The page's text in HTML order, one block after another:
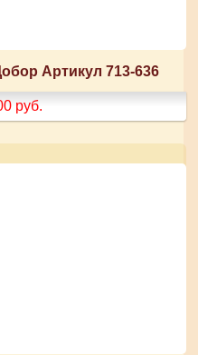
Артикул 713-636
руб.